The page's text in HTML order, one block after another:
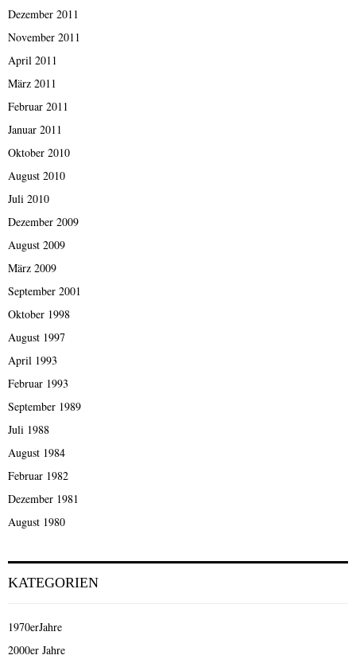
Dezember 2011
November 2011
April 2011
März 2011
Februar 2011
Januar 2011
Oktober 2010
August 2010
Juli 2010
Dezember 2009
August 2009
März 2009
September 2001
Oktober 1998
August 1997
April 1993
Februar 1993
September 1989
Juli 1988
August 1984
Februar 1982
Dezember 1981
August 1980
KATEGORIEN
1970erJahre
2000er Jahre